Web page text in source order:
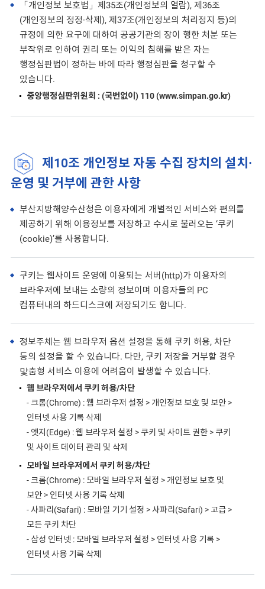
「개인정보 보호법」제35조(개인정보의 열람), 제36조
(개인정보의 정정·삭제), 제37조(개인정보의 처리정지 등)의
규정에 의한 요구에 대하여 공공기관의 장이 행한 처분 또는
부작위로 인하여 권리 또는 이익의 침해를 받은 자는
행정심판법이 정하는 바에 따라 행정심판을 청구할 수
있습니다.
중앙행정심판위원회 : (국번없이) 110 (www.simpan.go.kr)
제10조 개인정보 자동 수집 장치의 설치·
운영 및 거부에 관한 사항
부산지방해양수산청은 이용자에게 개별적인 서비스와 편의를
제공하기 위해 이용정보를 저장하고 수시로 불러오는 ‘쿠키
(cookie)’를 사용합니다.
쿠키는 웹사이트 운영에 이용되는 서버(http)가 이용자의
브라우저에 보내는 소량의 정보이며 이용자들의 PC
컴퓨터내의 하드디스크에 저장되기도 합니다.
정보주체는 웹 브라우저 옵션 설정을 통해 쿠키 허용, 차단
등의 설정을 할 수 있습니다. 다만, 쿠키 저장을 거부할 경우
맟춤형 서비스 이용에 어려움이 발생할 수 있습니다.
웹 브라우저에서 쿠키 허용/차단
- 크롬(Chrome) : 웹 브라우저 설정 > 개인정보 보호 및 보안 >
인터넷 사용 기록 삭제
- 엣지(Edge) : 웹 브라우저 설정 > 쿠키 및 사이트 권한 > 쿠키
및 사이트 데이터 관리 및 삭제
모바일 브라우저에서 쿠키 허용/차단
- 크롬(Chrome) : 모바일 브라우저 설정 > 개인정보 보호 및
보안 > 인터넷 사용 기록 삭제
- 사파리(Safari) : 모바일 기기 설정 > 사파리(Safari) > 고급 >
모든 쿠키 차단
- 삼성 인터넷 : 모바일 브라우저 설정 > 인터넷 사용 기록 >
인터넷 사용 기록 삭제